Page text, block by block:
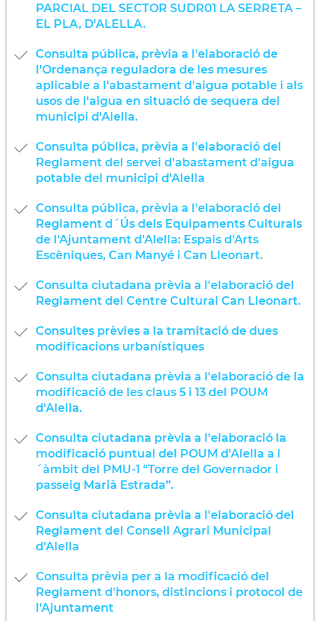
PARCIAL DEL SECTOR SUDR01 LA SERRETA –
EL PLA, D'ALELLA.
Consulta pública, prèvia a l'elaboració de
l'Ordenança reguladora de les mesures
aplicable a l'abastament d'aigua potable i als
usos de l'aigua en situació de sequera del
municipi d'Alella.
Consulta pública, prèvia a l'elaboració del
Reglament del servei d'abastament d'aigua
potable del municipi d'Alella
Consulta pública, prèvia a l'elaboració del
Reglament d´Ús dels Equipaments Culturals
de l'Ajuntament d'Alella: Espais d'Arts
Escèniques, Can Manyé i Can Lleonart.
Consulta ciutadana prèvia a l'elaboració del
Reglament del Centre Cultural Can Lleonart.
Consultes prèvies a la tramitació de dues
modificacions urbanístiques
Consulta ciutadana prèvia a l'elaboració de la
modificació de les claus 5 i 13 del POUM
d'Alella.
Consulta ciutadana prèvia a l'elaboració la
modificació puntual del POUM d'Alella a l
´àmbit del PMU-1 “Torre del Governador i
passeig Marià Estrada”.
Consulta ciutadana prèvia a l'elaboració del
Reglament del Consell Agrari Municipal
d'Alella
Consulta prèvia per a la modificació del
Reglament d'honors, distincions i protocol de
l'Ajuntament